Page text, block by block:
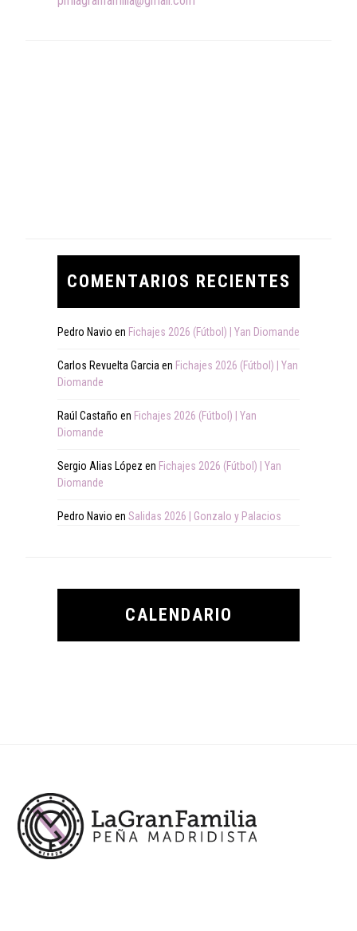
COMENTARIOS RECIENTES
Pedro Navio en Fichajes 2026 (Fútbol) | Yan Diomande
Carlos Revuelta Garcia en Fichajes 2026 (Fútbol) | Yan
Diomande
Raúl Castaño en Fichajes 2026 (Fútbol) | Yan
Diomande
Sergio Alias López en Fichajes 2026 (Fútbol) | Yan
Diomande
Pedro Navio en Salidas 2026 | Gonzalo y Palacios
CALENDARIO